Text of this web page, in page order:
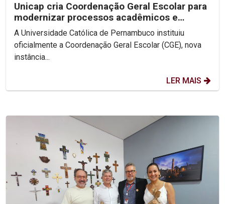
Unicap cria Coordenação Geral Escolar para
modernizar processos acadêmicos e
ampliar o uso de IA...
A Universidade Católica de Pernambuco instituiu
oficialmente a Coordenação Geral Escolar (CGE), nova
instância...
LER MAIS